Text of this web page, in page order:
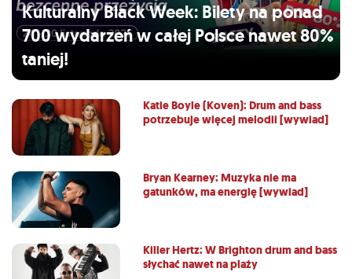
Kulturalny Black Week: Bilety na ponad
700 wydarzeń w całej Polsce nawet 80%
taniej!
Katie Boyle (Koven): Drum and bass
potrzebuje więcej melodii [wywiad]
Bryan Kearney: Muzyka nie ma
gatunków, ma energię [wywiad]
Killer Hertz: W Brighton drum and bass
słychać nawet na plaży